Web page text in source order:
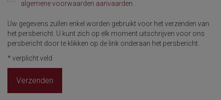
algemene voorwaarden aanvaarden .
Uw gegevens zullen enkel worden gebruikt voor het verzenden van
het persbericht. U kunt zich op elk moment uitschrijven voor ons
persbericht door te klikken op de link onderaan het persbericht.
* verplicht veld
Verzenden